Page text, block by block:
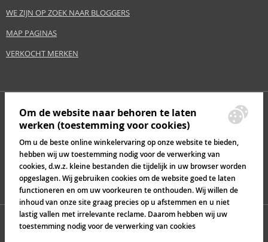
WE ZIJN OP ZOEK NAAR BLOGGERS
MAP PAGINAS
VERKOCHT MERKEN
Om de website naar behoren te laten
werken (toestemming voor cookies)
Om u de beste online winkelervaring op onze website te bieden,
hebben wij uw toestemming nodig voor de verwerking van
cookies, d.w.z. kleine bestanden die tijdelijk in uw browser worden
opgeslagen. Wij gebruiken cookies om de website goed te laten
functioneren en om uw voorkeuren te onthouden. Wij willen de
inhoud van onze site graag precies op u afstemmen en u niet
lastig vallen met irrelevante reclame. Daarom hebben wij uw
toestemming nodig voor de verwerking van cookies